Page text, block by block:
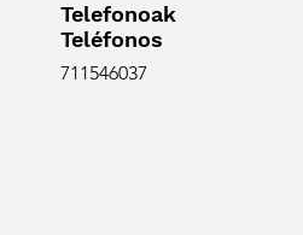
Telefonoak
Teléfonos
711546037